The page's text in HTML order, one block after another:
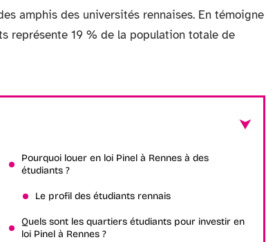
amphis des universités rennaises. En témoigne
représente 19 % de la population totale de
Pourquoi louer en loi Pinel à Rennes à des
étudiants ?
Le profil des étudiants rennais
Quels sont les quartiers étudiants pour investir en
loi Pinel à Rennes ?